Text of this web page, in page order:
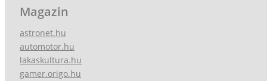
Magazin
astronet.hu
automotor.hu
lakaskultura.hu
gamer.origo.hu